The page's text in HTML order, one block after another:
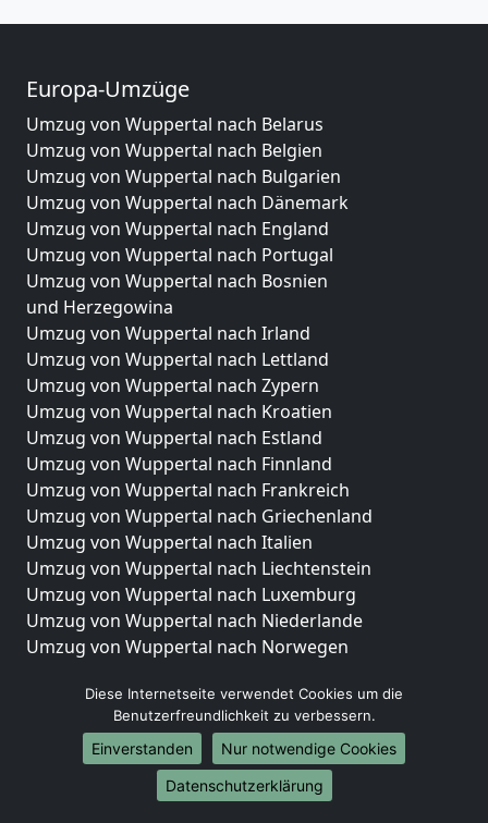
Europa-Umzüge
Umzug von Wuppertal nach Belarus
Umzug von Wuppertal nach Belgien
Umzug von Wuppertal nach Bulgarien
Umzug von Wuppertal nach Dänemark
Umzug von Wuppertal nach England
Umzug von Wuppertal nach Portugal
Umzug von Wuppertal nach Bosnien
und Herzegowina
Umzug von Wuppertal nach Irland
Umzug von Wuppertal nach Lettland
Umzug von Wuppertal nach Zypern
Umzug von Wuppertal nach Kroatien
Umzug von Wuppertal nach Estland
Umzug von Wuppertal nach Finnland
Umzug von Wuppertal nach Frankreich
Umzug von Wuppertal nach Griechenland
Umzug von Wuppertal nach Italien
Umzug von Wuppertal nach Liechtenstein
Umzug von Wuppertal nach Luxemburg
Umzug von Wuppertal nach Niederlande
Umzug von Wuppertal nach Norwegen
Umzüge-Deutschlandweit
Umzug von Wuppertal nach Berlin
Umzug von Wuppertal nach Hamburg
Umzug von Wuppertal nach München
Umzug von Wuppertal nach Köln
Diese Internetseite verwendet Cookies um die
Benutzerfreundlichkeit zu verbessern.
Einverstanden
Nur notwendige Cookies
Datenschutzerklärung